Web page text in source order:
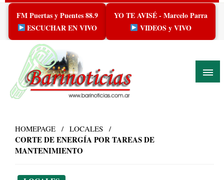
Skip
content
FM Puertas y Puentes 88.9
ESCUCHAR EN VIVO
YO TE AVISÉ - Marcelo Parra
VIDEOS y VIVO
HOMEPAGE LOCALES
CORTE DE ENERGÍA POR TAREAS DE
MANTENIMIENTO